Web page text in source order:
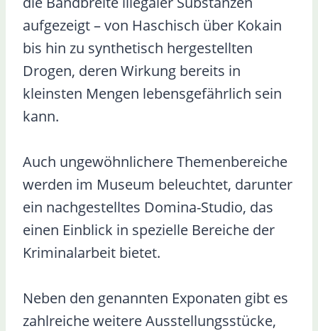
aufgezeigt – von Haschisch über Kokain
bis hin zu synthetisch hergestellten
Drogen, deren Wirkung bereits in
kleinsten Mengen lebensgefährlich sein
kann.
Auch ungewöhnlichere Themenbereiche
werden im Museum beleuchtet, darunter
ein nachgestelltes Domina-Studio, das
einen Einblick in spezielle Bereiche der
Kriminalarbeit bietet.
Neben den genannten Exponaten gibt es
zahlreiche weitere Ausstellungsstücke,